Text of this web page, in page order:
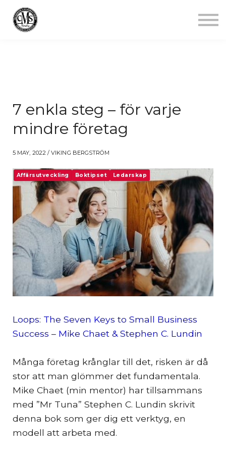
7 enkla steg – för varje
mindre företag
5 MAY, 2022 / VIKING BERGSTRÖM
Affärsutveckling Boktipset Ledarskap
Loops: The Seven Keys to Small Business
Success – Mike Chaet & Stephen C. Lundin
Många företag krånglar till det, risken är då
stor att man glömmer det fundamentala.
Mike Chaet (min mentor) har tillsammans
med ”Mr Tuna” Stephen C. Lundin skrivit
denna bok som ger dig ett verktyg, en
modell att arbeta med.